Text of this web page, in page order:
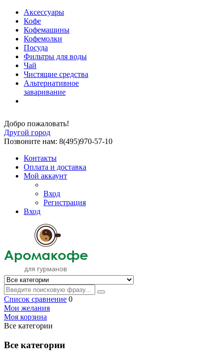
Аксессуары
Кофе
Кофемашины
Кофемолки
Посуда
Фильтры для воды
Чай
Чистящие средства
Альтернативное
заваривание
Добро пожаловать!
Другой город
Позвоните нам: 8(495)970-57-10
Контакты
Оплата и доставка
Мой аккаунт
Вход
Регистрация
Вход
Список сравнение 0
Мои желания
Моя корзина
Все категории
Все категории